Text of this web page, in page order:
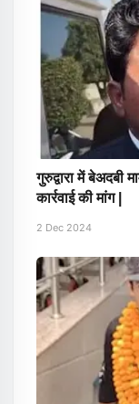
गुरुद्वारा में बेअदबी
कार्रवाई की मांग |
2 Dec 2024